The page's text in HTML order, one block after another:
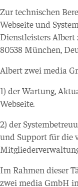
Zur technischen
Webseite und
Dienstleisters
80538 München,
Albert zwei media
1) der Wartung,
Webseite.
2) der
und Support für die
Im Rahmen dieser
zwei media GmbH